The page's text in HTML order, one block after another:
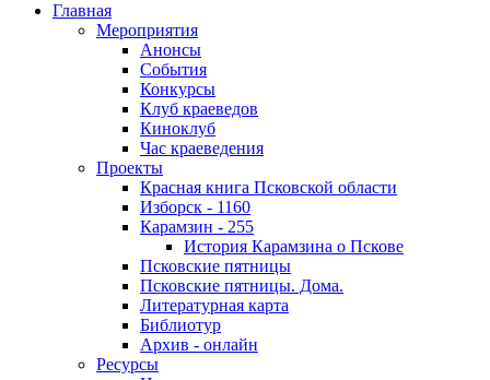
Главная
Мероприятия
Анонсы
События
Конкурсы
Клуб краеведов
Киноклуб
Час краеведения
Проекты
Красная книга Псковской области
Изборск - 1160
Карамзин - 255
История Карамзина о Пскове
Псковские пятницы
Псковские пятницы. Дома.
Литературная карта
Библиотур
Архив - онлайн
Ресурсы